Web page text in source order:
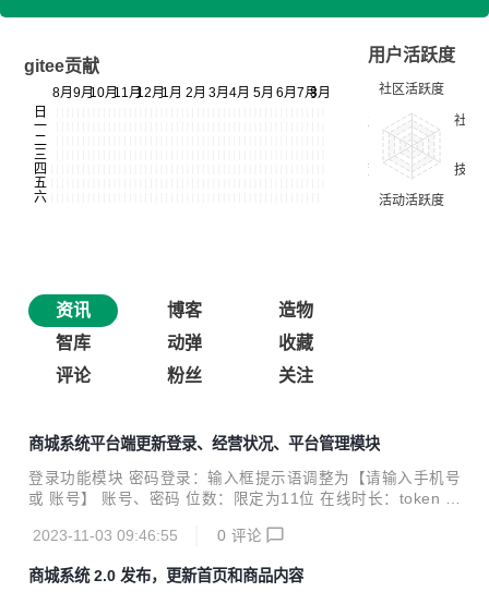
gitee贡献
用户活跃度
资讯 博客
造物
智库
动弹
收藏
评论
粉丝 关注
商城系统平台端更新登录、经营状况、平台管理模块
登录功能模块 密码登录：输入框提示语调整为【请输入手机号
或 账号】 账号、密码 位数：限定为11位 在线时长：token 有
直接进入系统即可，目前操作用户名和密码没有错误但登录提
名称显示全 重置：所有搜索功能模块中都加上【重置】功能
2023-11-03 09:46:55 0 评论
商城系统 2.0 发布，更新首页和商品内容